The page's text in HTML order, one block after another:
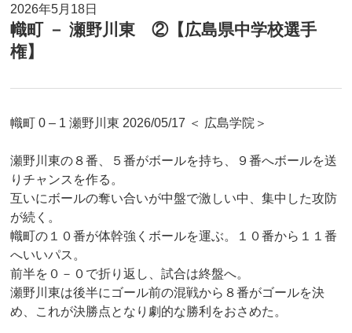
2026年5月18日
幟町 － 瀬野川東 ②【広島県中学校選手
権】
幟町 0 – 1 瀬野川東 2026/05/17 ＜ 広島学院＞
瀬野川東の８番、５番がボールを持ち、９番へボールを送
りチャンスを作る。
互いにボールの奪い合いが中盤で激しい中、集中した攻防
が続く。
幟町の１０番が体幹強くボールを運ぶ。１０番から１１番
へいいパス。
前半を０－０で折り返し、試合は終盤へ。
瀬野川東は後半にゴール前の混戦から８番がゴールを決
め、これが決勝点となり劇的な勝利をおさめた。